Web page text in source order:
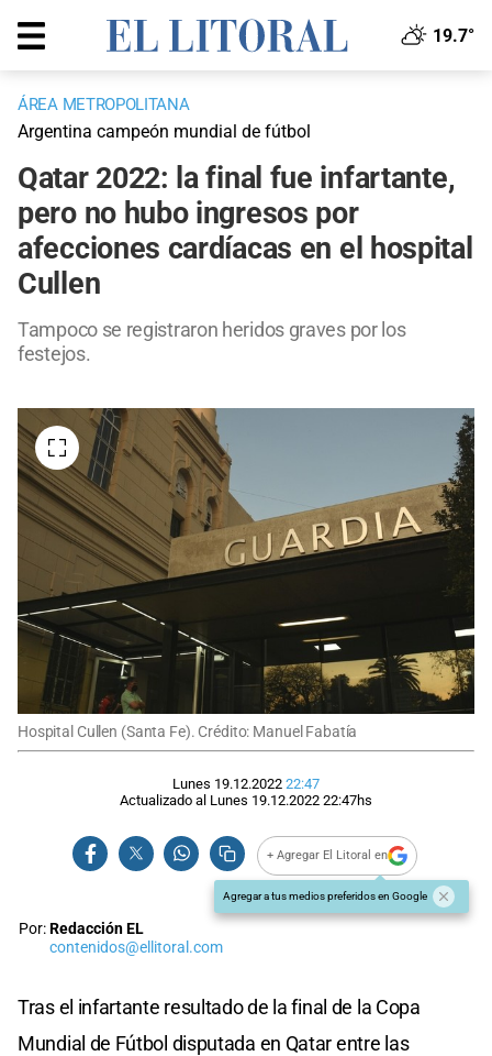
19.7°
ÁREA METROPOLITANA
Argentina campeón mundial de fútbol
Qatar 2022: la final fue infartante,
pero no hubo ingresos por
afecciones cardíacas en el hospital
Cullen
Tampoco se registraron heridos graves por los
festejos.
Hospital Cullen (Santa Fe). Crédito: Manuel Fabatía
Lunes 19.12.2022 22:47
Actualizado al Lunes 19.12.2022 22:47hs
+ Agregar El Litoral en
Agregar a tus medios preferidos en Google
Por:Redacción EL
contenidos@ellitoral.com
Tras el infartante resultado de la final de la Copa
Mundial de Fútbol disputada en Qatar entre las